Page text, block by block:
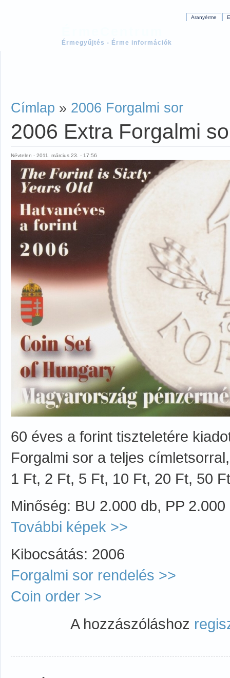
Érmegyűjtés - Érme információk
Aranyérme
Címlap » 2006 Forgalmi sor
2006 Extra Forgalmi
Névtelen - 2011. március 23. - 17:56
60 éves a forint tiszteletére
Forgalmi sor a teljes
1 Ft, 2 Ft, 5 Ft, 10 Ft, 20 Ft, 50
Minőség: BU 2.000 db, PP 2.000
További képek >>
Kibocsátás: 2006
Forgalmi sor rendelés >>
Coin order >>
A hozzászóláshoz